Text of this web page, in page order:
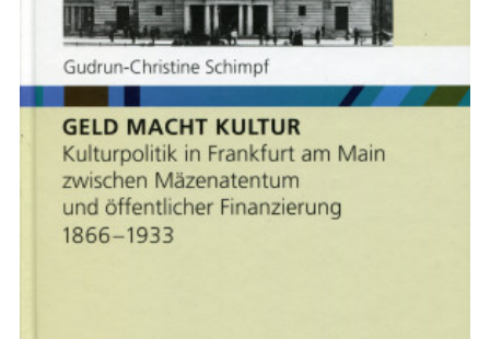
Institut für Stadtgeschichte
JAHRESBERICHT 2024